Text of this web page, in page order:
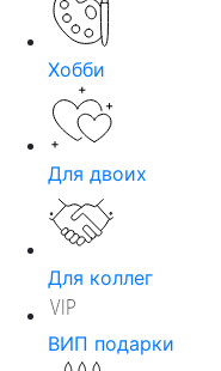
Хобби
Для двоих
Для коллег
ВИП подарки